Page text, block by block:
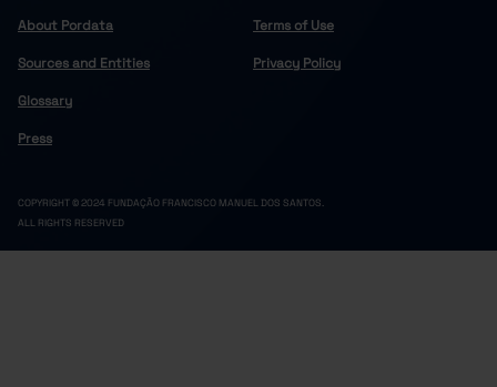
About Pordata
Sources and Entities
Glossary
Press
Terms of Use
Privacy Policy
COPYRIGHT © 2024 FUNDAÇÃO FRANCISCO MANUEL DOS SANTOS.
ALL RIGHTS RESERVED